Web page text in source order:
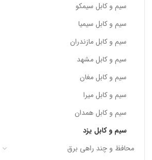
سیم و کابل سیمکو
سیم و کابل سیمیا
سیم و کابل مازندران
سیم و کابل مشهد
سیم و کابل مغان
سیم و کابل میرا
سیم و کابل همدان
سیم و کابل یزد
محافظ و چند راهی برق